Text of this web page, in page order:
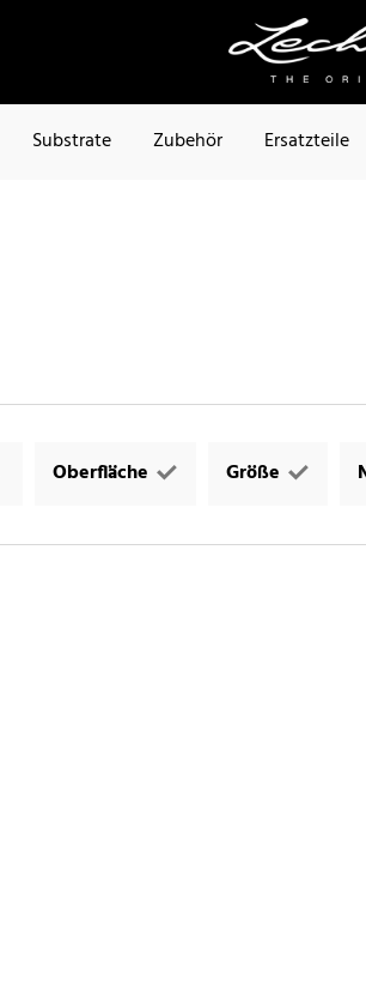
Substrate Zubehör Ersatzteile
Oberfläche Größe